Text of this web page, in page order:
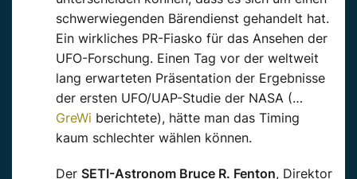
schwerwiegenden Bärendienst gehandelt hat.
Ein wirkliches PR-Fiasko für das Ansehen der
UFO-Forschung. Einen Tag vor der weltweit
lang erwarteten Präsentation der Ergebnisse
der ersten UFO/UAP-Studie der NASA (…
GreWi berichtete), hätte man das Timing
kaum schlechter wählen können.
Der SETI-Astronom Bruce R. Fenton, Direktor